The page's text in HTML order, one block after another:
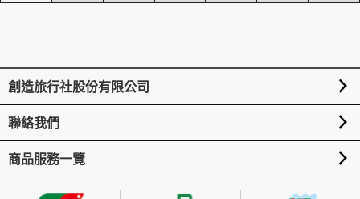
創造旅行社股份有限公司
聯絡我們
商品服務一覽